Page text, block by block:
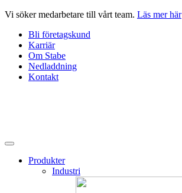
Hoppa
innehåll
Vi söker medarbetare till vårt team. Läs mer här
Bli företagskund
Karriär
Om Stabe
Nedladdning
Kontakt
Produkter
Industri